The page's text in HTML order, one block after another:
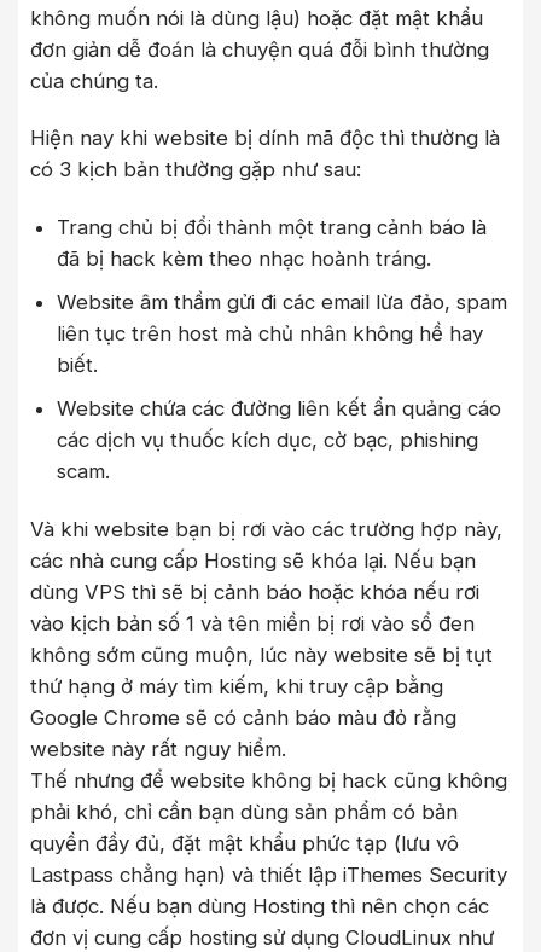
không muốn nói là dùng lậu) hoặc đặt mật khẩu
đơn giản dễ đoán là chuyện quá đỗi bình thường
của chúng ta.
Hiện nay khi website bị dính mã độc thì thường là
có 3 kịch bản thường gặp như sau:
Trang chủ bị đổi thành một trang cảnh báo là
đã bị hack kèm theo nhạc hoành tráng.
Website âm thầm gửi đi các email lừa đảo, spam
liên tục trên host mà chủ nhân không hề hay
biết.
Website chứa các đường liên kết ẩn quảng cáo
các dịch vụ thuốc kích dục, cờ bạc, phishing
scam.
Và khi website bạn bị rơi vào các trường hợp này,
các nhà cung cấp Hosting sẽ khóa lại. Nếu bạn
dùng VPS thì sẽ bị cảnh báo hoặc khóa nếu rơi
vào kịch bản số 1 và tên miền bị rơi vào sổ đen
không sớm cũng muộn, lúc này website sẽ bị tụt
thứ hạng ở máy tìm kiếm, khi truy cập bằng
Google Chrome sẽ có cảnh báo màu đỏ rằng
website này rất nguy hiểm.
Thế nhưng để website không bị hack cũng không
phải khó, chỉ cần bạn dùng sản phẩm có bản
quyền đầy đủ, đặt mật khẩu phức tạp (lưu vô
Lastpass chẳng hạn) và thiết lập iThemes Security
là được. Nếu bạn dùng Hosting thì nên chọn các
đơn vị cung cấp hosting sử dụng CloudLinux như